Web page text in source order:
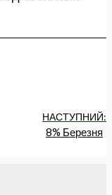
НАСТУПНИЙ:
8% Березня